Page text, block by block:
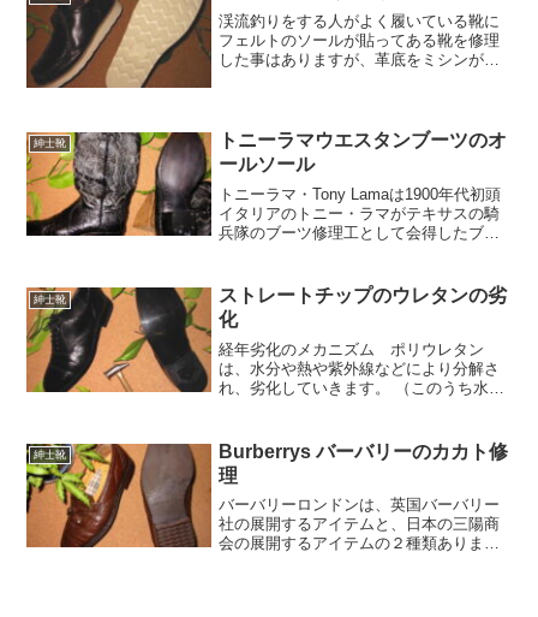
私の好きな製造メーカーです。
渓流釣りをする人がよく履いている靴に
フェルトのソールが貼ってある靴を修理
した事はありますが、革底をミシンがけ
まります。
紳士靴
トニーラマウエスタンブーツのオ
ールソール
トニーラマ・Tony Lamaは1900年代初頭
イタリアのトニー・ラマがテキサスの騎
兵隊のブーツ修理工として会得したブー
うです。今では芸術品的なウエスタンブ
ーツといえばトニーラマです。
紳士靴
ストレートチップのウレタンの劣
化
経年劣化のメカニズム ポリウレタン
は、水分や熱や紫外線などにより分解さ
れ、劣化していきます。 （このうち水分
す。安価で大量に製造してきた靴業界に
しっぺがいしが始まっています。
紳士靴
Burberrys バーバリーのカカト修
理
バーバリーロンドンは、英国バーバリー
社の展開するアイテムと、日本の三陽商
会の展開するアイテムの２種類ありま